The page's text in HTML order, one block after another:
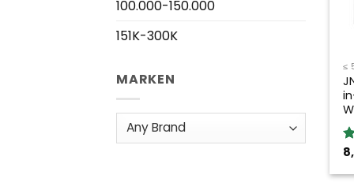
100.000-150.000
151K-300K
MARKEN
≤